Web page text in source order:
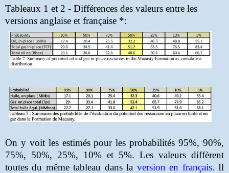
Tableaux 1 et 2 - Différences des valeurs entre les
versions anglaise et française *:
On y voit les estimés pour les probabilités 95%, 90%,
75%, 50%, 25%, 10% et 5%. Les valeurs diffèrent
toutes du même tableau dans la version en français.Il